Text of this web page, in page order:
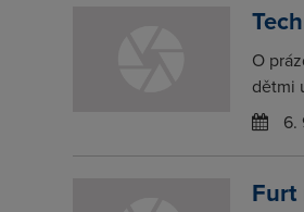
O
dětmi
6.
Furt